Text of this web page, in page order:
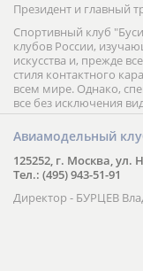
Президент и главный
Спортивный клуб
клубов России,
искусства и, прежде
стиля контактного
всем мире. Однако,
все без исключения
Авиамодельный
125252, г. Москва, ул.
Тел.: (495) 943-51-91
Директор - БУРЦЕВ